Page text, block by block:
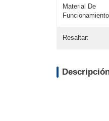
Material De
Resaltar: